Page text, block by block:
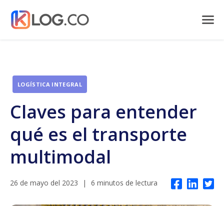
LOGÍSTICA INTEGRAL
Claves para entender
qué es el transporte
multimodal
26 de mayo del 2023 | 6 minutos de lectura